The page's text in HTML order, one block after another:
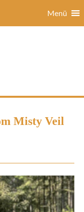
Menü
Misty Veil